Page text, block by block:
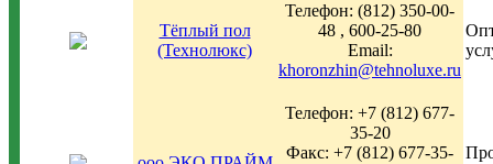
Тёплый пол
(Технолюкс)
Телефон: (812) 350-00-
48 , 600-25-80
Email:
khoronzhin@tehnoluxe.ru
Телефон: +7 (812) 677-
35-20
Факс: +7 (812) 677-35-